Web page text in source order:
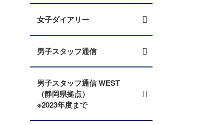
女子ダイアリー
男子スタッフ通信
男子スタッフ通信 WEST
（静岡県拠点）
※2023年度まで